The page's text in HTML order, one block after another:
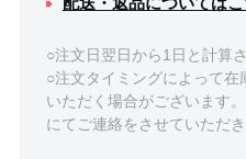
○注文日翌日から1日と計算
○注文タイミングによって
いただく場合がございます
にてご連絡をさせていただき